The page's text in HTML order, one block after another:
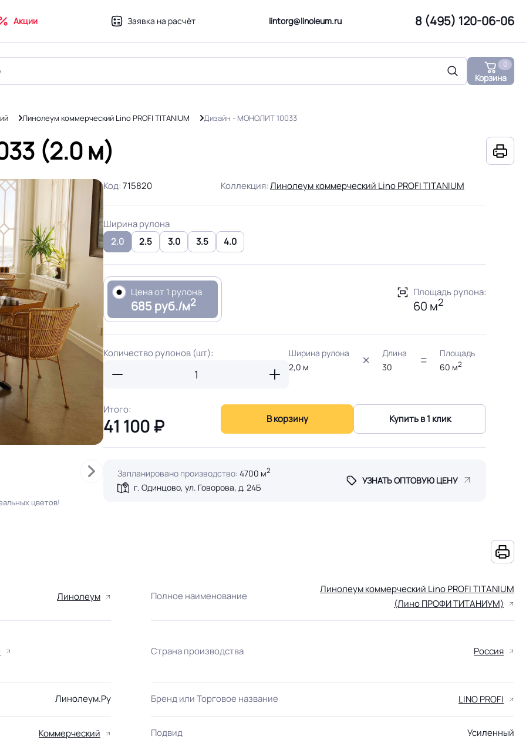
Акции Заявка на расчёт lintorg@linoleum.ru 8 (495) 120-06-06
Корзина
0
Линолеум коммерческий Lino PROFI TITANIUM Дизайн - МОНОЛИТ 10033
(2.0 м)
цветов!
Код:715820 Коллекция:Линолеум коммерческий Lino PROFI TITANIUM
Ширина рулона
2.0
2.5 3.0 3.5 4.0
Цена от 1 рулона
685 руб./м2
Площадь рулона:
60 м2
Количество рулонов (шт):
Ширина рулона
2,0 м
Длина
30
Площадь
60 м2
Итого:
41 100 ₽ В корзину Купить в 1 клик
Запланировано производство: 4700 м2
г. Одинцово, ул. Говорова, д. 24Б
УЗНАТЬ ОПТОВУЮ ЦЕНУ
Линолеум Полное наименование
Линолеум коммерческий Lino PROFI TITANIUM
(Лино ПРОФИ ТИТАНИУМ)
Страна производства Россия
Линолеум.Ру Бренд или Торговое название LINO PROFI
Коммерческий Подвид Усиленный